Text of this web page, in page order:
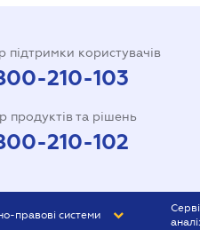
підтримки користувачів
210-103
продуктів та рішень
210-102
правові системи